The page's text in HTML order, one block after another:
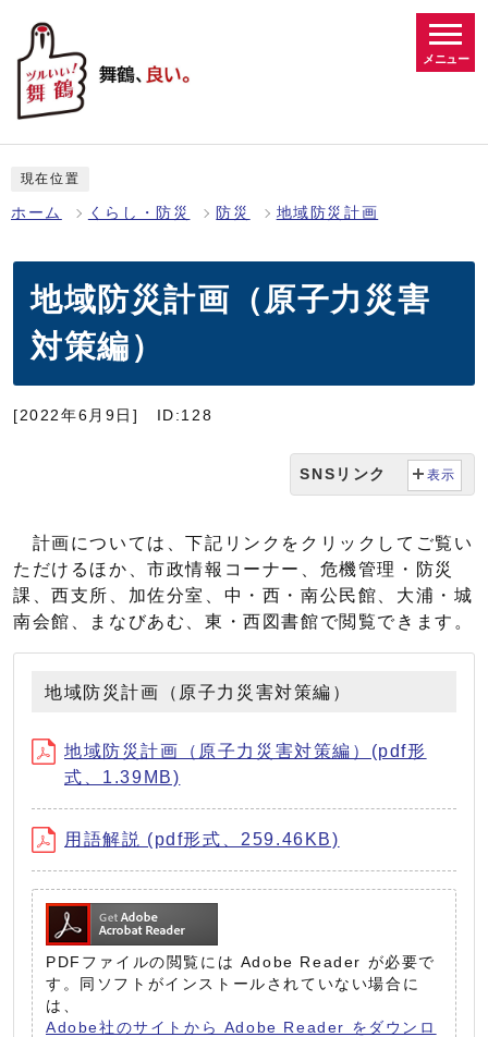
メニュー
現在位置
ホーム くらし・防災 防災 地域防災計画
地域防災計画（原子力災害
対策編）
[2022年6月9日] ID:128
SNSリンク 表示
計画については、下記リンクをクリックしてご覧い
ただけるほか、市政情報コーナー、危機管理・防災
課、西支所、加佐分室、中・西・南公民館、大浦・城
南会館、まなびあむ、東・西図書館で閲覧できます。
地域防災計画（原子力災害対策編）
地域防災計画（原子力災害対策編）(pdf形
式、1.39MB)
用語解説 (pdf形式、259.46KB)
PDFファイルの閲覧には Adobe Reader が必要で
す。同ソフトがインストールされていない場合に
は、
Adobe社のサイトから Adobe Reader をダウンロ